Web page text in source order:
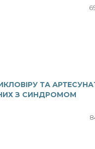
ТА
З СИНДРОМОМ